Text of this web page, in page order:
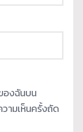
องฉันบน
ามเห็นครั้งถัด